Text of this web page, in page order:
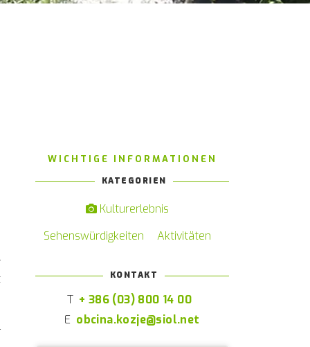
WICHTIGE INFORMATIONEN
KATEGORIEN
Kulturerlebnis
Sehenswürdigkeiten
Aktivitäten
KONTAKT
T + 386 (03) 800 14 00
E obcina.kozje@siol.net